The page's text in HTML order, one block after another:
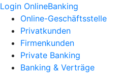
Login OnlineBanking
Online-Geschäftsstelle
Privatkunden
Firmenkunden
Private Banking
Banking & Verträge